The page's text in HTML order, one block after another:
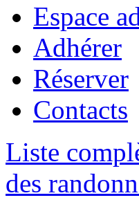
Espace
Adhérer
Réserver
Contacts
Liste
des